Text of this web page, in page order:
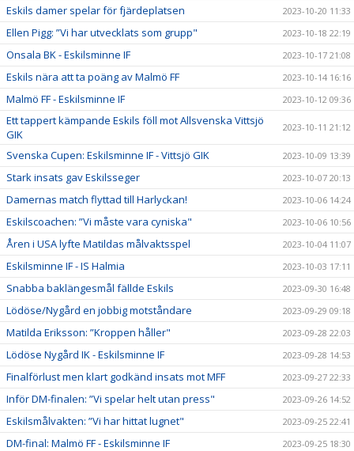
Eskils damer spelar för fjärdeplatsen 2023-10-20 11:33
Ellen Pigg: ”Vi har utvecklats som grupp" 2023-10-18 22:19
Onsala BK - Eskilsminne IF 2023-10-17 21:08
Eskils nära att ta poäng av Malmö FF 2023-10-14 16:16
Malmö FF - Eskilsminne IF 2023-10-12 09:36
Ett tappert kämpande Eskils föll mot Allsvenska Vittsjö
GIK
2023-10-11 21:12
Svenska Cupen: Eskilsminne IF - Vittsjö GIK 2023-10-09 13:39
Stark insats gav Eskilsseger 2023-10-07 20:13
Damernas match flyttad till Harlyckan! 2023-10-06 14:24
Eskilscoachen: ”Vi måste vara cyniska" 2023-10-06 10:56
Åren i USA lyfte Matildas målvaktsspel 2023-10-04 11:07
Eskilsminne IF - IS Halmia 2023-10-03 17:11
Snabba baklängesmål fällde Eskils 2023-09-30 16:48
Lödöse/Nygård en jobbig motståndare 2023-09-29 09:18
Matilda Eriksson: ”Kroppen håller" 2023-09-28 22:03
Lödöse Nygård IK - Eskilsminne IF 2023-09-28 14:53
Finalförlust men klart godkänd insats mot MFF 2023-09-27 22:33
Inför DM-finalen: ”Vi spelar helt utan press" 2023-09-26 14:52
Eskilsmålvakten: ”Vi har hittat lugnet" 2023-09-25 22:41
DM-final: Malmö FF - Eskilsminne IF 2023-09-25 18:30